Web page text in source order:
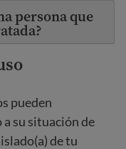
persona que
pueden
su situación de
de tu